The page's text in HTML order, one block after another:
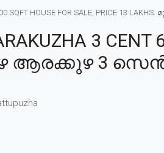
600 SQFT HOUSE FOR SALE, PRICE
3 CENT
ആരക്കുഴ 3 സെൻ്റ്